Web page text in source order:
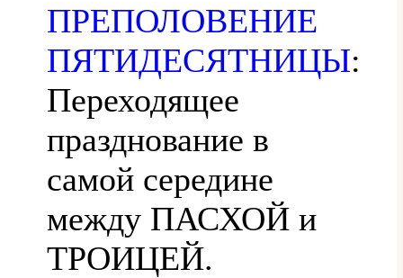
ПРЕПОЛОВЕНИЕ
ПЯТИДЕСЯТНИЦЫ:
Переходящее
празднование в
самой середине
между ПАСХОЙ и
ТРОИЦЕЙ.